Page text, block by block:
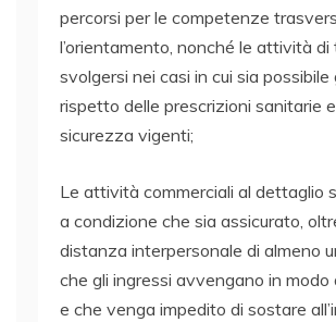
percorsi per le competenze
l’orientamento, nonché le attività di
svolgersi nei casi in cui sia possibile
rispetto delle prescrizioni sanitarie
sicurezza vigenti;
Le attività commerciali al dettaglio
a condizione che sia assicurato,
distanza interpersonale di almeno
che gli ingressi avvengano in modo
e che venga impedito di sostare